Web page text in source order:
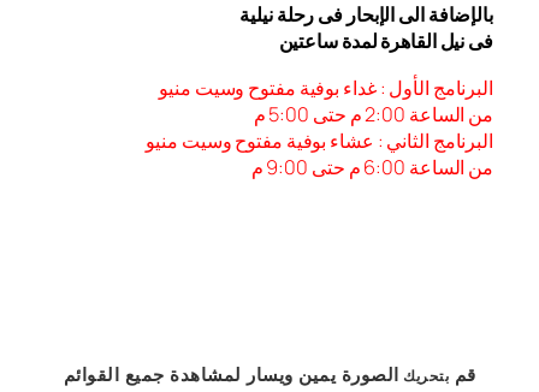
بالإضافة الى الإبحار فى رحلة نيلية
فى نيل القاهرة لمدة ساعتين
البرنامج الأول : غداء بوفية مفتوح وسيت منيو
من الساعة 2:00 م حتى 5:00 م
البرنامج الثاني : عشاء بوفية مفتوح وسيت منيو
من الساعة 6:00 م حتى 9:00 م
قم بتحريك الصورة يمين ويسار لمشاهدة جميع القوائم